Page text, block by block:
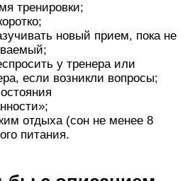
тренировки;
новый прием, пока не
у тренера или
если возникли вопросы;
отдыха (сон не менее 8
питания.